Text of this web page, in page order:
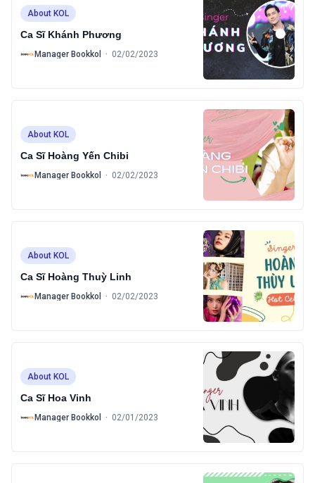
About KOL
Ca Sĩ Khánh Phương
B Manager Bookkol · 02/02/2023
About KOL
Ca Sĩ Hoàng Yến Chibi
B Manager Bookkol · 02/02/2023
About KOL
Ca Sĩ Hoàng Thuỳ Linh
B Manager Bookkol · 02/02/2023
About KOL
Ca Sĩ Hoa Vinh
B Manager Bookkol · 02/01/2023